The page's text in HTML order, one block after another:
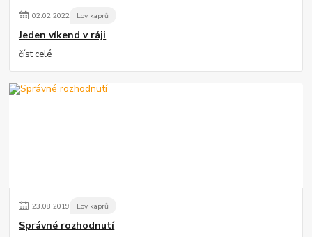
02.02.2022 Lov kaprů
Jeden víkend v ráji
číst celé
23.08.2019 Lov kaprů
Správné rozhodnutí